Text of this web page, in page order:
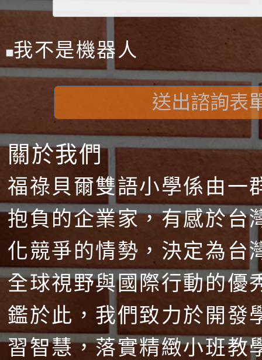
我不是機器人
送出諮詢表
關於我們
福祿貝爾雙語小學係由一
抱負的企業家，有感於台
化競爭的情勢，決定為台
全球視野與國際行動的優
鑑於此，我們致力於開發
習智慧，落實精緻小班教